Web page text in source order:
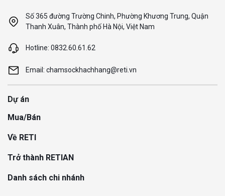
Số 365 đường Trường Chinh, Phường Khương Trung, Quận
Thanh Xuân, Thành phố Hà Nội, Việt Nam
Hotline: 0832.60.61.62
Email: chamsockhachhang@reti.vn
Dự án
Mua/Bán
Về RETI
Trở thành RETIAN
Danh sách chi nhánh